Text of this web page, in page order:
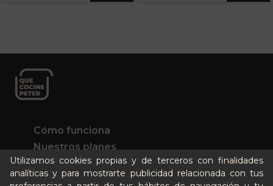
Utilizamos cookies propias y de terceros con finalidades
analíticas y para mostrarte publicidad relacionada con tus
Cómo funciona
Nuestros planes
Casos de éxito
Soy un particular